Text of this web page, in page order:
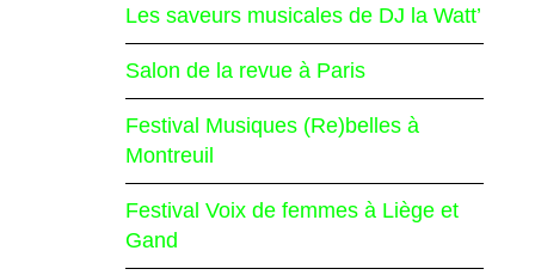
Les saveurs musicales de DJ la Watt’
Salon de la revue à Paris
Festival Musiques (Re)belles à
Montreuil
Festival Voix de femmes à Liège et
Gand